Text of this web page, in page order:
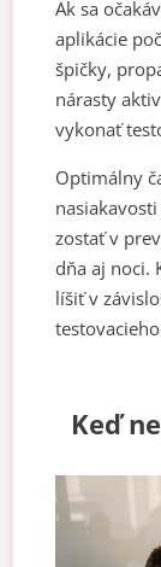
Ak sa
aplikácie
špičky,
nárasty
vykonať
Optimálny
zostať v
dňa aj noci.
líšiť v
Keď